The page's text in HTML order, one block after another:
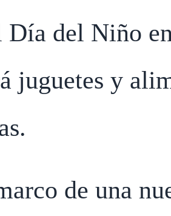
Día del Niño
juguetes y
de una